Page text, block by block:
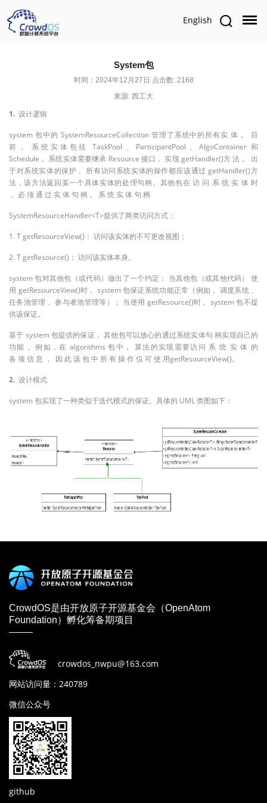
English
System包
时间：2024年12月27日 点击数: 2168
来源: 西工大
1. 设计逻辑
system 包中的 SystemResourceCollection 管理了系统中的所有实 体 。
目
前，
系统实体包括 TaskPool 、 ParticipantPool 、AlgoContainer和
Schedule 。系统实体需要继承 Resource 接口， 实现getHandler()方 法 。
出
于对系统实体的保护，
所有访问系统实体的操作都应该通过 getHandler()方
法，该方法返回某一个具体实体的处理句柄。其他包在 访 问 系 统 实 体 时
，
必 须 通 过 实 体 句 柄 。 系 统 实 体 句 柄
SystemResourceHandler<T>提供了两类访问方式：
1. T getResourceView() ： 访问该实体的不可更改视图；
2. T getResource() ： 访问该实体本身。
system包对其他包（或代码）做出了一个约定： 当其他包（或其他代码）
使
用 getResourceView()时， system 包保证系统功能正常 （例如， 调度系统 、
任务池管理 、参与者池管理等 ）； 当使用 getResource()时， system包不提
供该保证。
基于 system 包提供的保证， 其他包可以放心的通过系统实体句 柄实现自己的
功能 。例如，在 algorithms包中， 算法的实现需要访问 系 统 实 体 的
各 项 信 息 ， 因 此 该 包 中 所 有 操 作 仅 可 使 用 getResourceView()。
2. 设计模式
system 包实现了一种类似于迭代模式的保证。具体的 UML 类图如下：
CrowdOS是由开放原子开源基金会（OpenAtom
Foundation）孵化筹备期项目
crowdos_nwpu@163.com
网站访问量：240789
微信公众号
github